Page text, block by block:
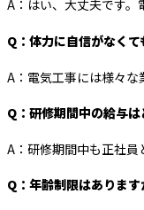
A：はい、大丈夫です。
Q：体力に自信がなくて
A：電気工事には様々な
Q：研修期間中の給与
A：研修期間中も正社員
Q：年齢制限はあります